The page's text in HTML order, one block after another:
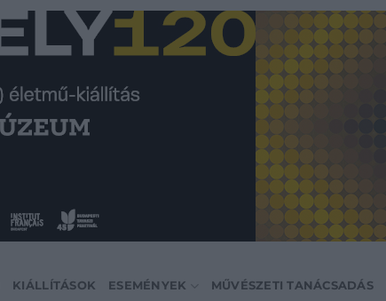
KIÁLLÍTÁSOK ESEMÉNYEK MŰVÉSZETI TANÁCSADÁS